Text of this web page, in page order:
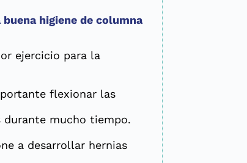
higiene de columna
ejercicio para la
flexionar las
durante mucho tiempo.
a desarrollar hernias